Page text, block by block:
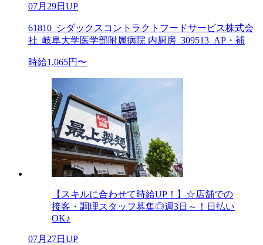
07月29日UP
61810_シダックスコントラクトフードサービス株式会
社_岐阜大学医学部附属病院 内厨房_309513_AP・補
時給1,065円〜
【スキルに合わせて時給UP！】☆店舗での
接客・調理スタッフ募集◎週3日～！日払い
OK♪
07月27日UP